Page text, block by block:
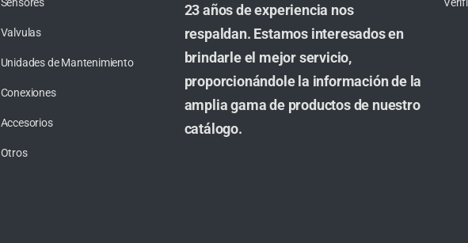
Valvulas
Unidades de Mantenimiento
Conexiones
Accesorios
Otros
23 años de experiencia nos
respaldan. Estamos interesados en
brindarle el mejor servicio,
proporcionándole la información de la
amplia gama de productos de nuestro
catálogo.